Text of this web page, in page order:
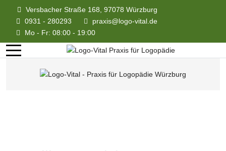
Versbacher Straße 168, 97078 Würzburg
0931 - 280293
praxis@logo-vital.de
Mo - Fr: 08:00 - 19:00